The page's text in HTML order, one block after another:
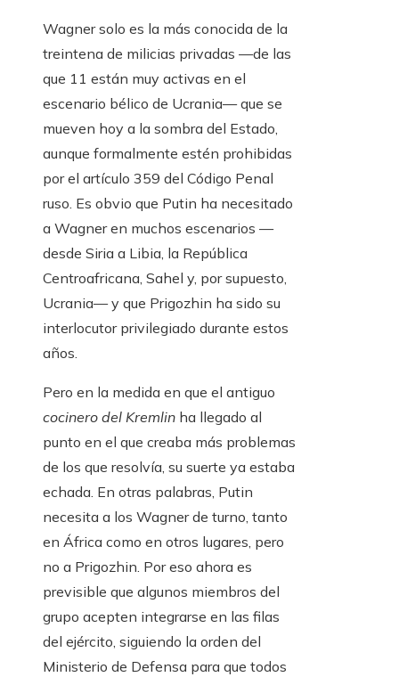
Wagner solo es la más conocida de la
treintena de milicias privadas —de las
que 11 están muy activas en el
escenario bélico de Ucrania— que se
mueven hoy a la sombra del Estado,
aunque formalmente estén prohibidas
por el artículo 359 del Código Penal
ruso. Es obvio que Putin ha necesitado
a Wagner en muchos escenarios —
desde Siria a Libia, la República
Centroafricana, Sahel y, por supuesto,
Ucrania— y que Prigozhin ha sido su
interlocutor privilegiado durante estos
años.
Pero en la medida en que el antiguo
cocinero del Kremlin ha llegado al
punto en el que creaba más problemas
de los que resolvía, su suerte ya estaba
echada. En otras palabras, Putin
necesita a los Wagner de turno, tanto
en África como en otros lugares, pero
no a Prigozhin. Por eso ahora es
previsible que algunos miembros del
grupo acepten integrarse en las filas
del ejército, siguiendo la orden del
Ministerio de Defensa para que todos